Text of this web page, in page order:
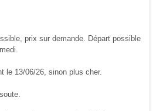
prix sur demande. Départ possible
le 13/06/26, sinon plus cher.